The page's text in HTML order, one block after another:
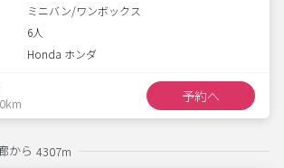
ミニバン/ワンボックス
6人
Honda ホンダ
予約へ
から 4307m